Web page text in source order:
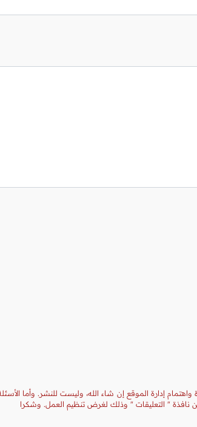
إدارة الموقع إن شاء الله، وليست للنشر. وأما
" التعليقات " وذلك لغرض تنظيم العمل. وشكرا